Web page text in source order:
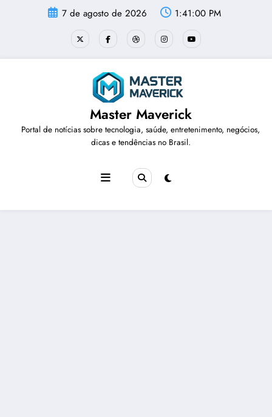
7 de agosto de 2026 1:41:00 PM
Master Maverick
Portal de notícias sobre tecnologia, saúde, entretenimento, negócios,
dicas e tendências no Brasil.